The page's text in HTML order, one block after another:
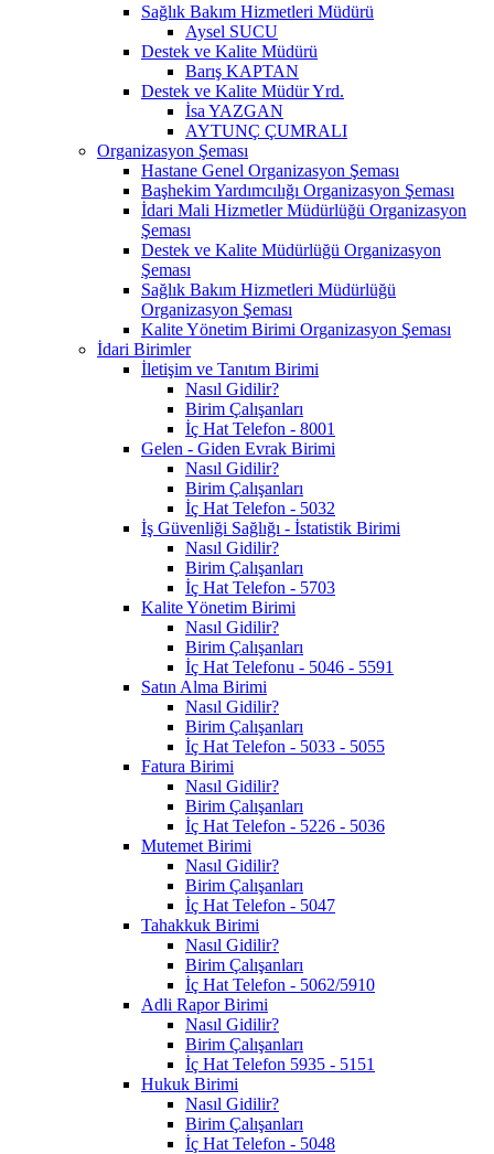
Sağlık Bakım Hizmetleri Müdürü
Aysel SUCU
Destek ve Kalite Müdürü
Barış KAPTAN
Destek ve Kalite Müdür Yrd.
İsa YAZGAN
AYTUNÇ ÇUMRALI
Organizasyon Şeması
Hastane Genel Organizasyon Şeması
Başhekim Yardımcılığı Organizasyon Şeması
İdari Mali Hizmetler Müdürlüğü Organizasyon
Şeması
Destek ve Kalite Müdürlüğü Organizasyon
Şeması
Sağlık Bakım Hizmetleri Müdürlüğü
Organizasyon Şeması
Kalite Yönetim Birimi Organizasyon Şeması
İdari Birimler
İletişim ve Tanıtım Birimi
Nasıl Gidilir?
Birim Çalışanları
İç Hat Telefon - 8001
Gelen - Giden Evrak Birimi
Nasıl Gidilir?
Birim Çalışanları
İç Hat Telefon - 5032
İş Güvenliği Sağlığı - İstatistik Birimi
Nasıl Gidilir?
Birim Çalışanları
İç Hat Telefon - 5703
Kalite Yönetim Birimi
Nasıl Gidilir?
Birim Çalışanları
İç Hat Telefonu - 5046 - 5591
Satın Alma Birimi
Nasıl Gidilir?
Birim Çalışanları
İç Hat Telefon - 5033 - 5055
Fatura Birimi
Nasıl Gidilir?
Birim Çalışanları
İç Hat Telefon - 5226 - 5036
Mutemet Birimi
Nasıl Gidilir?
Birim Çalışanları
İç Hat Telefon - 5047
Tahakkuk Birimi
Nasıl Gidilir?
Birim Çalışanları
İç Hat Telefon - 5062/5910
Adli Rapor Birimi
Nasıl Gidilir?
Birim Çalışanları
İç Hat Telefon 5935 - 5151
Hukuk Birimi
Nasıl Gidilir?
Birim Çalışanları
İç Hat Telefon - 5048